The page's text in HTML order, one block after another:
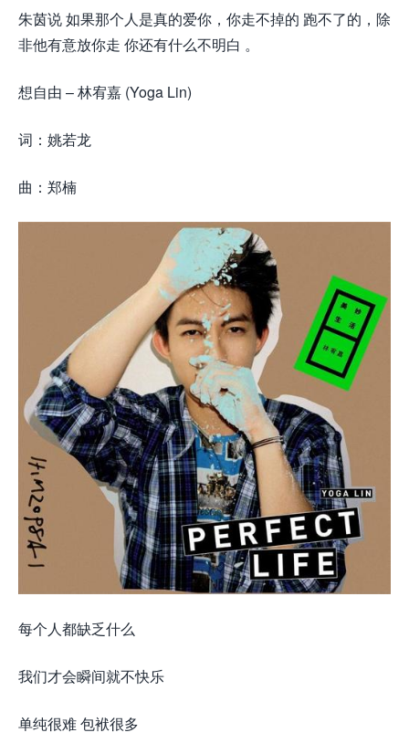
朱茵说 如果那个人是真的爱你，你走不掉的 跑不了的，除
非他有意放你走 你还有什么不明白 。
想自由 – 林宥嘉 (Yoga Lin)
词：姚若龙
曲：郑楠
每个人都缺乏什么
我们才会瞬间就不快乐
单纯很难 包袱很多